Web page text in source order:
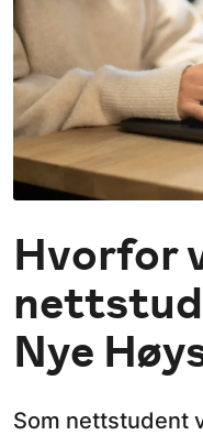
Hvorfor
Nye
Som nettstudent